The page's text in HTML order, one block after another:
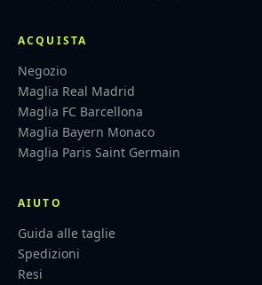
ACQUISTA
Negozio
Maglia Real Madrid
Maglia FC Barcellona
Maglia Bayern Monaco
Maglia Paris Saint Germain
AIUTO
Guida alle taglie
Spedizioni
Resi